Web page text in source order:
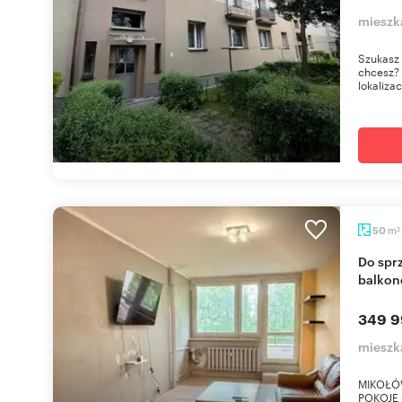
chcesz?
50 m2
Do sprzedania przestronne 2 pokoje z dużym
349